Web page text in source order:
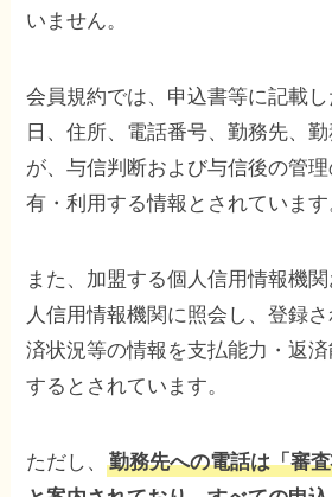
いません。
会員規約では、申込書等に記載
日、住所、電話番号、勤務先、
が、与信判断および与信後の管
有・利用する情報とされています
また、加盟する個人信用情報機
人信用情報機関に照会し、登録
済状況等の情報を支払能力・返
するとされています。
ただし、勤務先への電話は「審